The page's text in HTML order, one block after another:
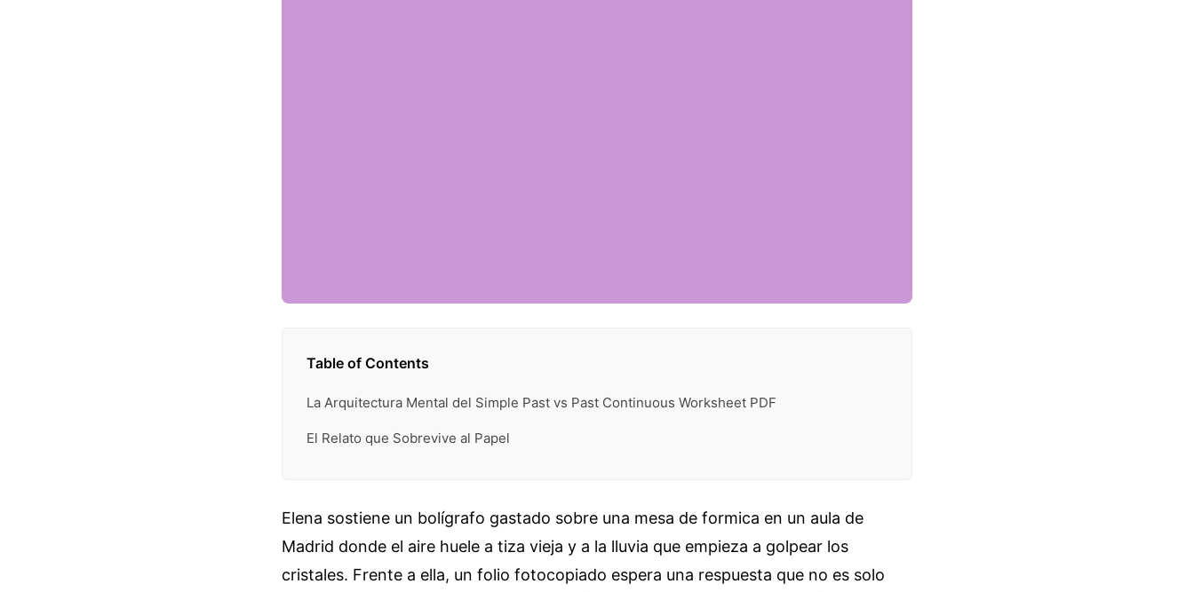
Table of Contents
La Arquitectura Mental del Simple Past vs Past Continuous Worksheet PDF
El Relato que Sobrevive al Papel
Elena sostiene un bolígrafo gastado sobre una mesa de formica en un aula de
Madrid donde el aire huele a tiza vieja y a la lluvia que empieza a golpear los
cristales. Frente a ella, un folio fotocopiado espera una respuesta que no es solo